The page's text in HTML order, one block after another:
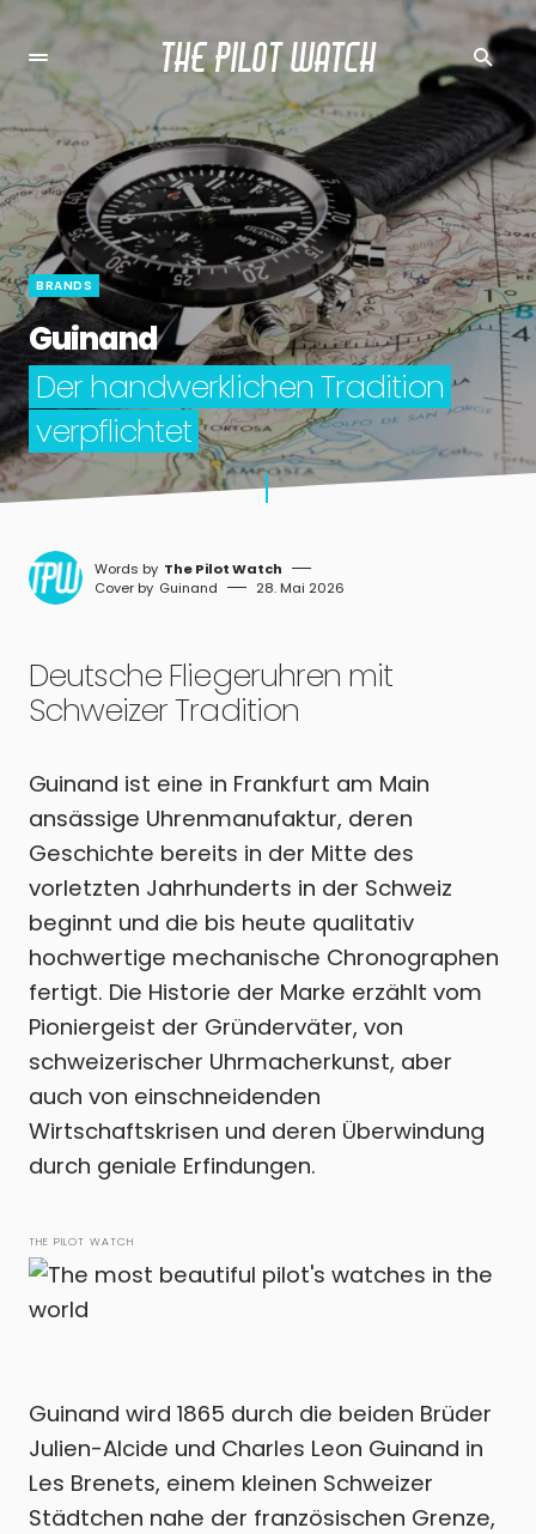
THE PILOT WATCH
BRANDS
Guinand
Der handwerklichen Tradition
verpflichtet
The Pilot Watch
Guinand
28. Mai 2026
Deutsche Fliegeruhren mit
Schweizer Tradition
Guinand ist eine in Frankfurt am Main
ansässige Uhrenmanufaktur, deren
Geschichte bereits in der Mitte des
vorletzten Jahrhunderts in der Schweiz
beginnt und die bis heute qualitativ
hochwertige mechanische Chronographen
fertigt. Die Historie der Marke erzählt vom
Pioniergeist der Gründerväter, von
schweizerischer Uhrmacherkunst, aber
auch von einschneidenden
Wirtschaftskrisen und deren Überwindung
durch geniale Erfindungen.
THE PILOT WATCH
Guinand wird 1865 durch die beiden Brüder
Julien-Alcide und Charles Leon Guinand in
Les Brenets, einem kleinen Schweizer
Städtchen nahe der französischen Grenze,